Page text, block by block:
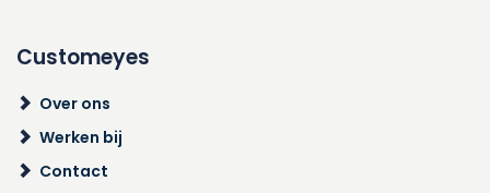
Customeyes
Over ons
Werken bij
Contact